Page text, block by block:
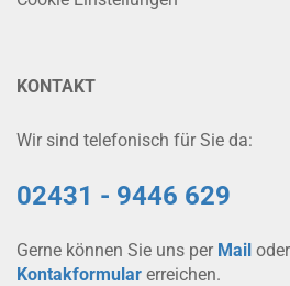
KONTAKT
Wir sind telefonisch für Sie da:
02431 - 9446 629
Gerne können Sie uns per Mail
Kontakformular erreichen.